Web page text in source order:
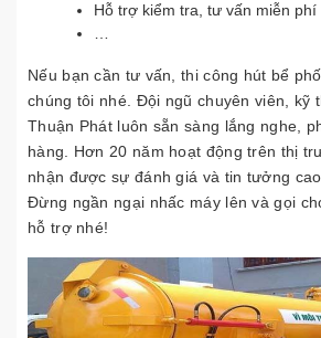
Hỗ trợ kiểm tra, tư vấn miễn phí
Nếu bạn cần tư vấn, thi công hút bể
chúng tôi nhé. Đội ngũ chuyên viên, kỹ
Thuận Phát luôn sẵn sàng lắng nghe,
hàng. Hơn 20 năm hoạt động trên thị
nhận được sự đánh giá và tin tưởng
Đừng ngần ngại nhấc máy lên và gọi
hỗ trợ nhé!